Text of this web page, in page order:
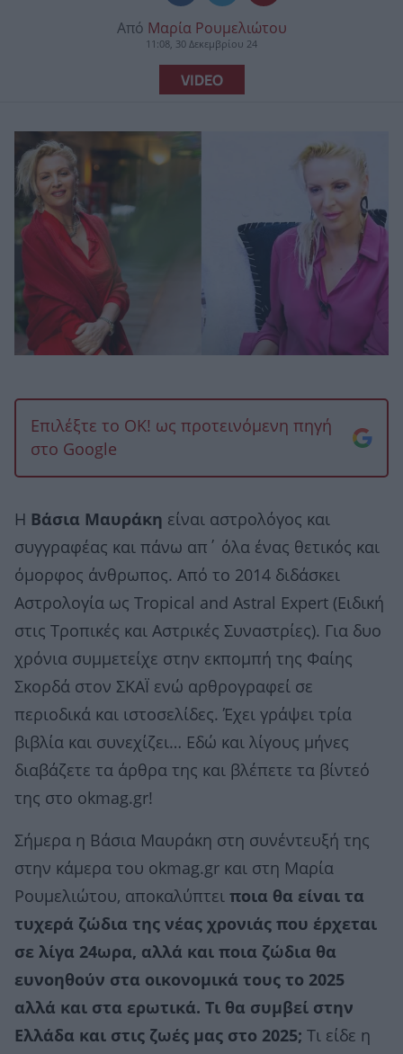
Από Μαρία Ρουμελιώτου
11:08, 30 Δεκεμβρίου 24
VIDEO
Επιλέξτε το OK! ως προτεινόμενη πηγή
στο Google
Η Βάσια Μαυράκη είναι αστρολόγος και
συγγραφέας και πάνω απ΄ όλα ένας θετικός και
όμορφος άνθρωπος. Από το 2014 διδάσκει
Αστρολογία ως Tropical and Astral Expert (Ειδική
στις Τροπικές και Αστρικές Συναστρίες). Για δυο
χρόνια συμμετείχε στην εκπομπή της Φαίης
Σκορδά στον ΣΚΑΪ ενώ αρθρογραφεί σε
περιοδικά και ιστοσελίδες. Έχει γράψει τρία
βιβλία και συνεχίζει… Εδώ και λίγους μήνες
διαβάζετε τα άρθρα της και βλέπετε τα βίντεό
της στο okmag.gr!
Σήμερα η Βάσια Μαυράκη στη συνέντευξή της
στην κάμερα του okmag.gr και στη Μαρία
Ρουμελιώτου, αποκαλύπτει ποια θα είναι τα
τυχερά ζώδια της νέας χρονιάς που έρχεται
σε λίγα 24ωρα, αλλά και ποια ζώδια θα
ευνοηθούν στα οικονομικά τους το 2025
αλλά και στα ερωτικά. Τι θα συμβεί στην
Ελλάδα και στις ζωές μας στο 2025; Τι είδε η